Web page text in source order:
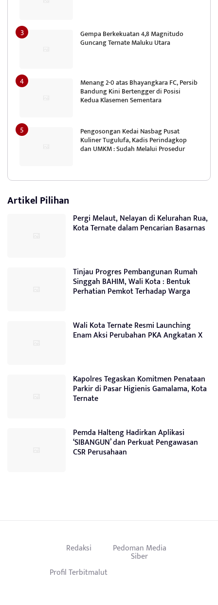
Gempa Berkekuatan 4,8 Magnitudo
Guncang Ternate Maluku Utara
Menang 2-0 atas Bhayangkara FC, Persib
Bandung Kini Bertengger di Posisi
Kedua Klasemen Sementara
Pengosongan Kedai Nasbag Pusat
Kuliner Tugulufa, Kadis Perindagkop
dan UMKM : Sudah Melalui Prosedur
Artikel Pilihan
Pergi Melaut, Nelayan di Kelurahan Rua,
Kota Ternate dalam Pencarian Basarnas
Tinjau Progres Pembangunan Rumah
Singgah BAHIM, Wali Kota : Bentuk
Perhatian Pemkot Terhadap Warga
Wali Kota Ternate Resmi Launching
Enam Aksi Perubahan PKA Angkatan X
Kapolres Tegaskan Komitmen Penataan
Parkir di Pasar Higienis Gamalama, Kota
Ternate
Pemda Halteng Hadirkan Aplikasi
‘SIBANGUN’ dan Perkuat Pengawasan
CSR Perusahaan
Redaksi Pedoman Media
Siber
Profil Terbitmalut